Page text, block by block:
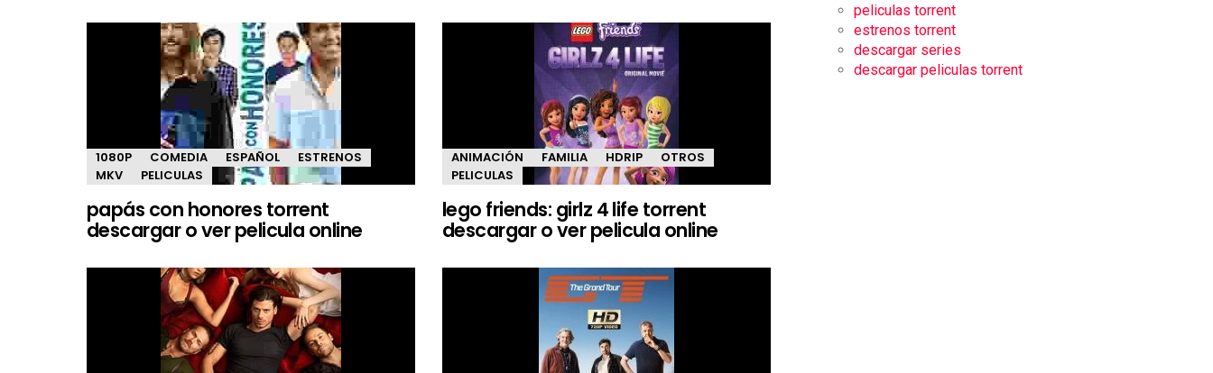
1080P COMEDIA ESPAÑOL
ESTRENOS
MKV
PELICULAS
papás con honores torrent
descargar o ver pelicula online
ANIMACIÓN FAMILIA HDRIP
OTROS
PELICULAS
lego friends: girlz 4 life torrent
descargar o ver pelicula online
peliculas torrent
estrenos torrent
descargar series
descargar peliculas torrent